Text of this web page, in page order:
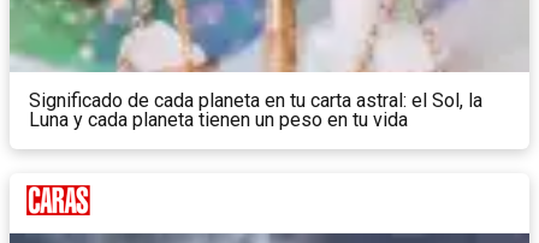
Significado de cada planeta en tu carta astral: el Sol, la
Luna y cada planeta tienen un peso en tu vida